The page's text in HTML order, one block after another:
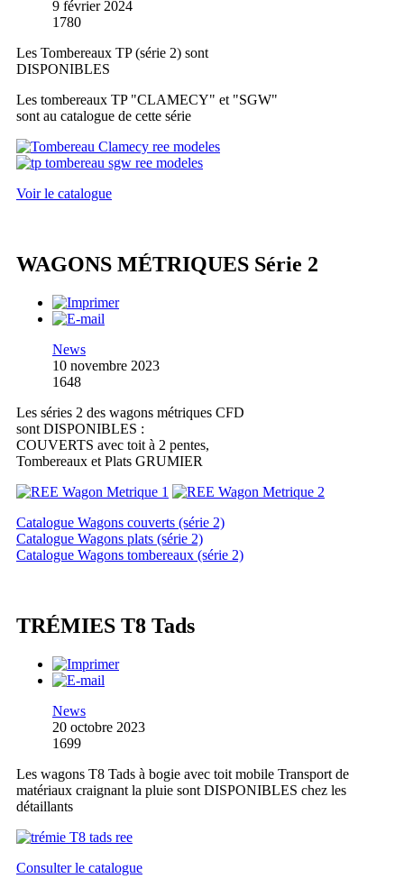
9 février 2024
1780
Les Tombereaux TP (série 2) sont
DISPONIBLES
Les tombereaux TP "CLAMECY" et "SGW"
sont au catalogue de cette série
Voir le catalogue
WAGONS MÉTRIQUES Série 2
News
10 novembre 2023
1648
Les séries 2 des wagons métriques CFD
sont DISPONIBLES :
COUVERTS avec toit à 2 pentes,
Tombereaux et Plats GRUMIER
Catalogue Wagons couverts (série 2)
Catalogue Wagons plats (série 2)
Catalogue Wagons tombereaux (série 2)
TRÉMIES T8 Tads
News
20 octobre 2023
1699
Les wagons T8 Tads à bogie avec toit mobile Transport de
matériaux craignant la pluie sont DISPONIBLES chez les
détaillants
Consulter le catalogue